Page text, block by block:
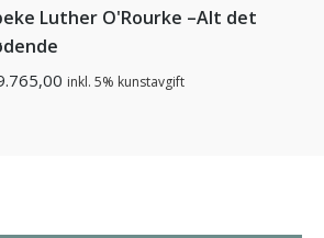
Luther O'Rourke –Alt det
inkl. 5% kunstavgift